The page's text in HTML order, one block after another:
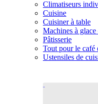
Climatiseurs
Cuisine
Cuisiner à table
Machines à glace
Pâtisserie
Tout pour le café
Ustensiles de